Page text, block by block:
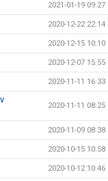
2021-01-19 09:27
2020-12-22 22:14
2020-12-15 10:10
2020-12-07 15:55
2020-11-11 16:33
2020-11-11 08:25
2020-11-09 08:38
2020-10-15 10:58
2020-10-12 10:46